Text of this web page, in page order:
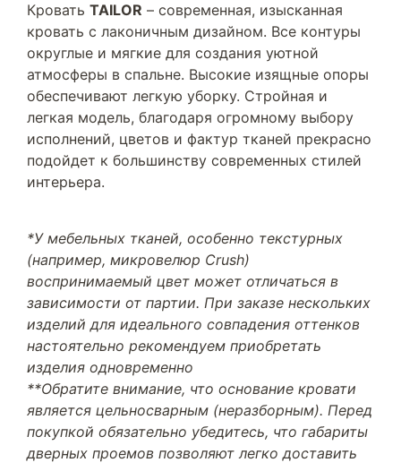
Кровать TAILOR – современная, изысканная
кровать с лаконичным дизайном. Все контуры
округлые и мягкие для создания уютной
атмосферы в спальне. Высокие изящные опоры
обеспечивают легкую уборку. Стройная и
легкая модель, благодаря огромному выбору
исполнений, цветов и фактур тканей прекрасно
подойдет к большинству современных стилей
интерьера.
*У мебельных тканей, особенно текстурных
(например, микровелюр Crush)
воспринимаемый цвет может отличаться в
зависимости от партии. При заказе нескольких
изделий для идеального совпадения оттенков
настоятельно рекомендуем приобретать
изделия одновременно
**Обратите внимание, что основание кровати
является цельносварным (неразборным). Перед
покупкой обязательно убедитесь, что габариты
дверных проемов позволяют легко доставить